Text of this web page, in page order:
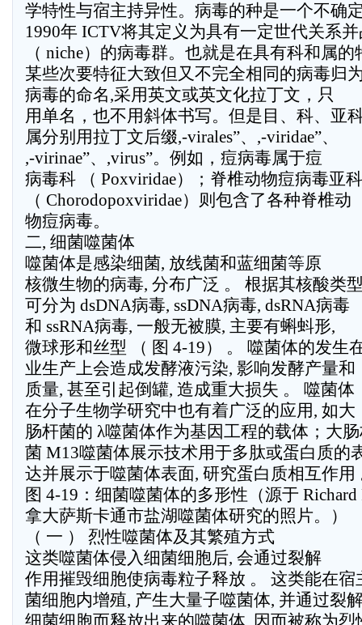
学特性与宿主持异性。病毒的种是一个不确
1990年 ICTV将其定义为具有一定世代关系
（ niche）的病毒群。也就是在具有科和属
某些次要特征大致但又不完全相同的病毒归
病毒的命名,采用英文或英文化拉丁文，只
用单名，也不用斜体书写。但是目、科、亚
属分别用拉丁文后缀,-virales”、,-viridae”、
,-virinae”、,virus”。例如，痘病毒属于痘
病毒科 （ Poxviridae）；脊椎动物痘病毒亚科
（ Chorodopoxviridae）则包含了各种脊椎动
物痘病毒。
二, 细菌噬菌体
噬菌体是感染细菌, 放线菌和蓝细菌等原
核微生物的病毒, 分布广泛 。 根据其核酸类
可分为 dsDNA病毒, ssDNA病毒, dsRNA病毒
和 ssRNA病毒, 一般无被膜, 主要有蝌蚪形,
微球形和丝型 （ 图 4-19） 。 噬菌体的发生
业生产上会造成发酵液污染, 影响发酵产量和
质量, 甚至引起倒罐, 造成重大损失 。 噬菌体
在分子生物学研究中也有着广泛的应用, 如大
肠杆菌的 λ噬菌体作为基因工程的载体；大
菌 M13噬菌体展示技术用于多肽或蛋白质的
达并展示于噬菌体表面, 研究蛋白质相互作用
图 4-19：细菌噬菌体的多形性（源于 Richard
拿大萨斯卡通市盐湖噬菌体研究的照片。）
（ 一 ） 烈性噬菌体及其繁殖方式
这类噬菌体侵入细菌细胞后, 会通过裂解
作用摧毁细胞使病毒粒子释放 。 这类能在宿
菌细胞内增殖, 产生大量子噬菌体, 并通过裂
细菌细胞而释放出来的噬菌体, 因而被称为烈